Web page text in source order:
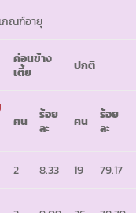
กณฑ์อายุ
ค่อนข้าง
เตี้ย
ปกติ
คน
ร้อย
ละ
คน
ร้อย
ละ
2 8.33 19 79.17